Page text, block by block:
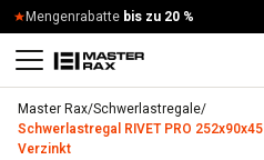
Zum Inhalt springen
Mengenrabatte bis zu 20 %
Master Rax/Schwerlastregale/
Schwerlastregal RIVET PRO
Verzinkt